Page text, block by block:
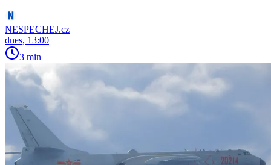
NESPECHEJ.cz
dnes, 13:00
3 min